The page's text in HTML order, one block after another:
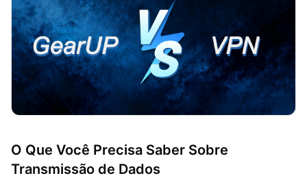
O Que Você Precisa Saber Sobre
Transmissão de Dados